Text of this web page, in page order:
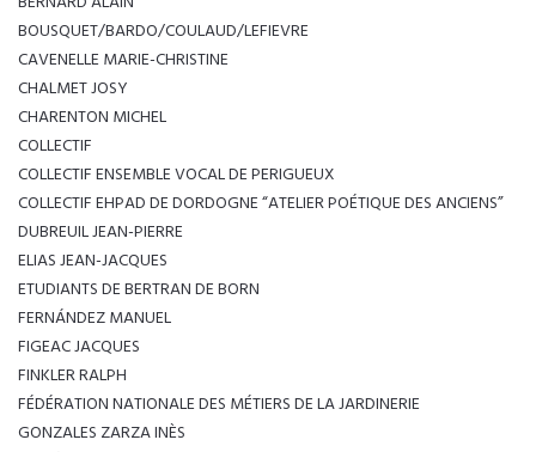
BOUSQUET/BARDO/COULAUD/LEFIEVRE
CAVENELLE MARIE-CHRISTINE
CHALMET JOSY
CHARENTON MICHEL
COLLECTIF
COLLECTIF ENSEMBLE VOCAL DE PERIGUEUX
COLLECTIF EHPAD DE DORDOGNE “ATELIER POÉTIQUE DES ANCIENS”
DUBREUIL JEAN-PIERRE
ELIAS JEAN-JACQUES
ETUDIANTS DE BERTRAN DE BORN
FERNÁNDEZ MANUEL
FIGEAC JACQUES
FINKLER RALPH
FÉDÉRATION NATIONALE DES MÉTIERS DE LA JARDINERIE
GONZALES ZARZA INÈS